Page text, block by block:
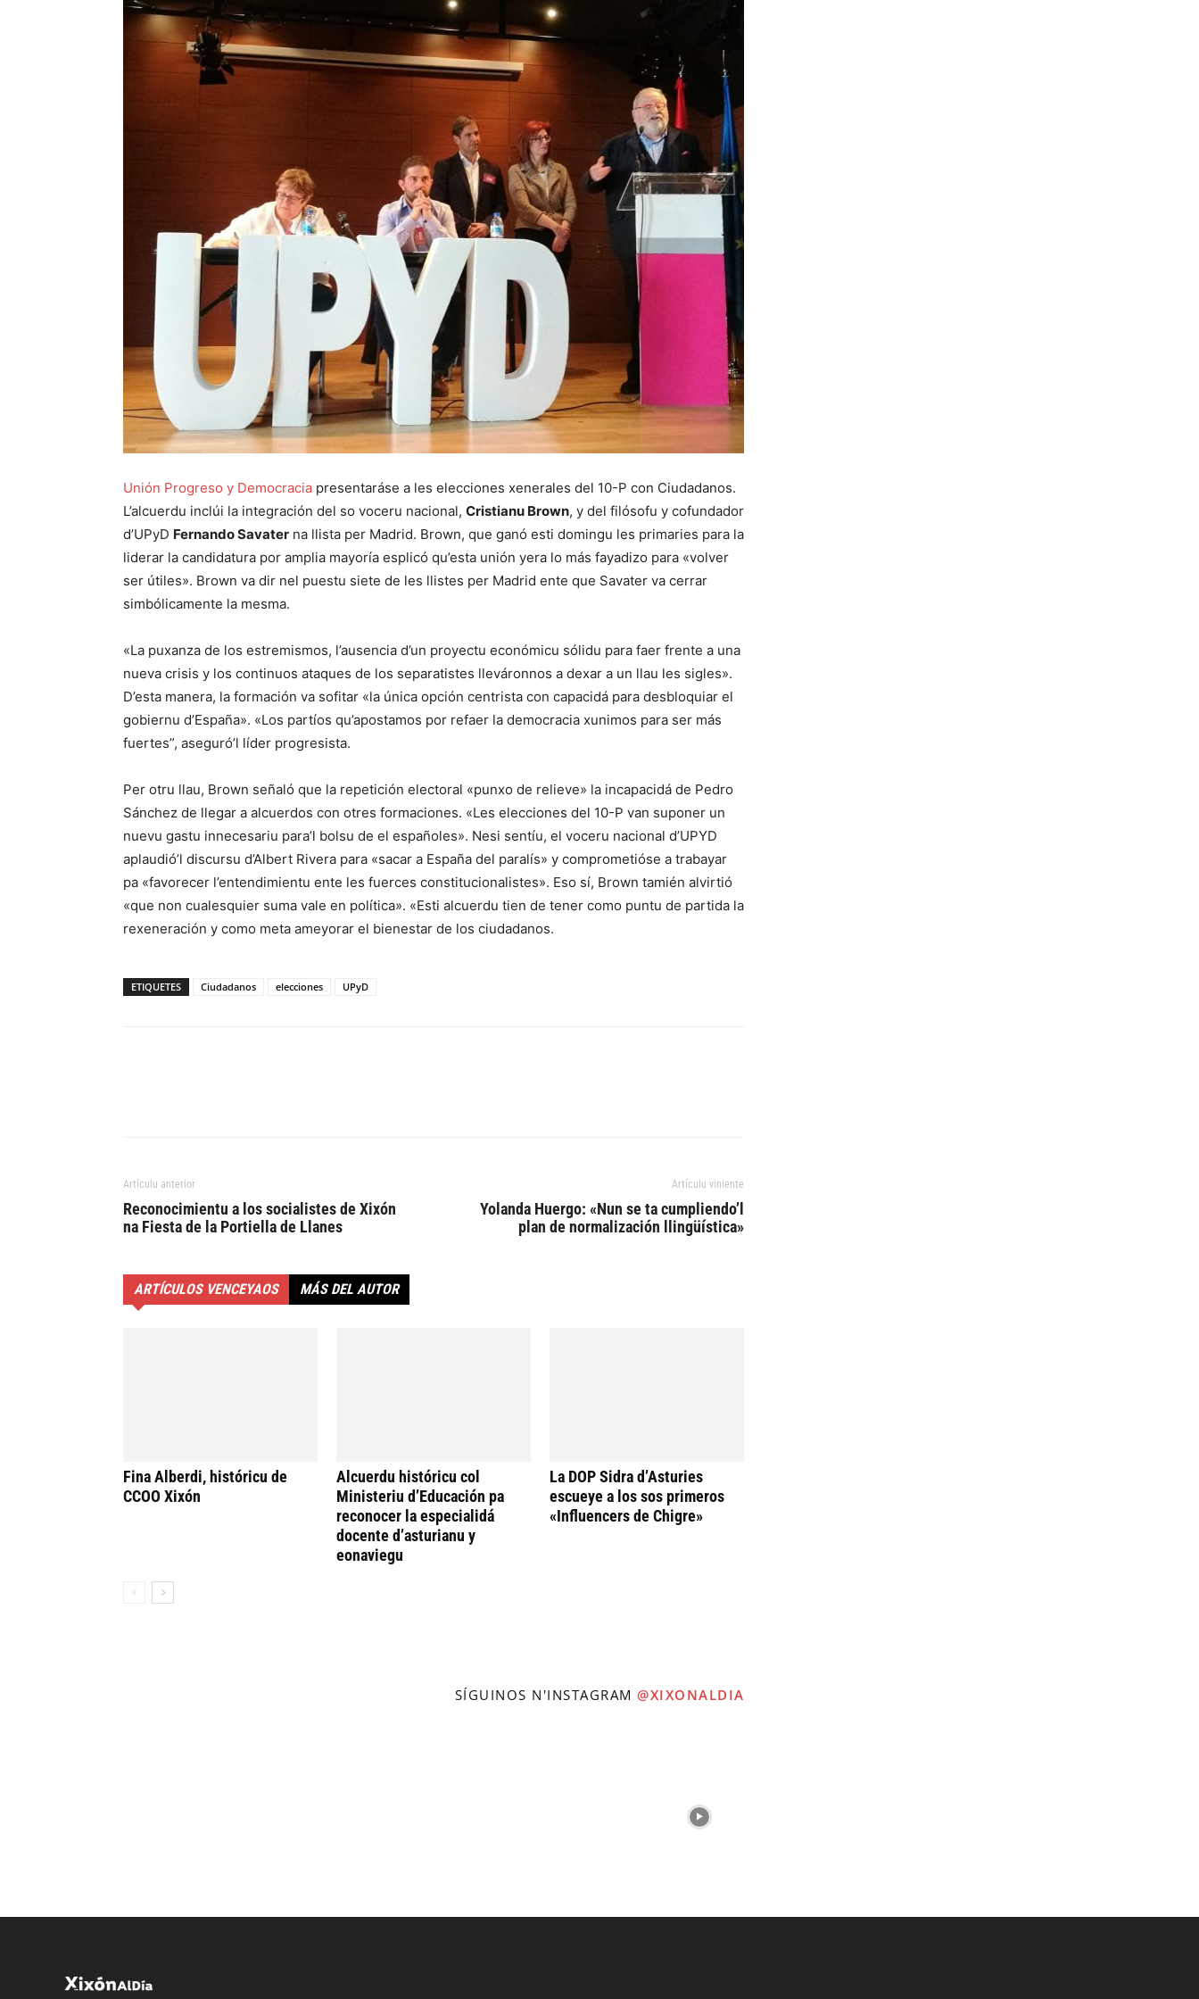
Unión Progreso y Democracia presentaráse a les elecciones xenerales del 10-P con Ciudadanos.
L’alcuerdu inclúi la integración del so voceru nacional, Cristianu Brown, y del filósofu y cofundador
d’UPyD Fernando Savater na llista per Madrid. Brown, que ganó esti domingu les primaries para la
liderar la candidatura por amplia mayoría esplicó qu’esta unión yera lo más fayadizo para «volver
ser útiles». Brown va dir nel puestu siete de les llistes per Madrid ente que Savater va cerrar
simbólicamente la mesma.
«La puxanza de los estremismos, l’ausencia d’un proyectu económicu sólidu para faer frente a una
nueva crisis y los continuos ataques de los separatistes lleváronnos a dexar a un llau les sigles».
D’esta manera, la formación va sofitar «la única opción centrista con capacidá para desbloquiar el
gobiernu d’España». «Los partíos qu’apostamos por refaer la democracia xunimos para ser más
fuertes”, aseguró’l líder progresista.
Per otru llau, Brown señaló que la repetición electoral «punxo de relieve» la incapacidá de Pedro
Sánchez de llegar a alcuerdos con otres formaciones. «Les elecciones del 10-P van suponer un
nuevu gastu innecesariu para’l bolsu de el españoles». Nesi sentíu, el voceru nacional d’UPYD
aplaudió’l discursu d’Albert Rivera para «sacar a España del paralís» y comprometióse a trabayar
pa «favorecer l’entendimientu ente les fuerces constitucionalistes». Eso sí, Brown tamién alvirtió
«que non cualesquier suma vale en política». «Esti alcuerdu tien de tener como puntu de partida la
rexeneración y como meta ameyorar el bienestar de los ciudadanos.
ETIQUETES Ciudadanos elecciones UPyD
Artículu anterior
Reconocimientu a los socialistes de Xixón
na Fiesta de la Portiella de Llanes
Artículu viniente
Yolanda Huergo: «Nun se ta cumpliendo’l
plan de normalización llingüística»
ARTÍCULOS VENCEYAOS MÁS DEL AUTOR
Fina Alberdi, históricu de
CCOO Xixón
Alcuerdu históricu col
Ministeriu d’Educación pa
reconocer la especialidá
docente d’asturianu y
eonaviegu
La DOP Sidra d’Asturies
escueye a los sos primeros
«Influencers de Chigre»
SÍGUINOS N'INSTAGRAM @XIXONALDIA